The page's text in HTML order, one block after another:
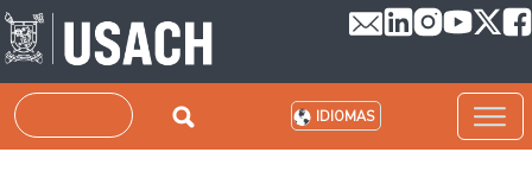
Pasar al contenido principal
Buscar IDIOMAS